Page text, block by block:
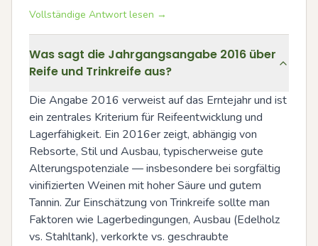
Vollständige Antwort lesen →
Was sagt die Jahrgangsangabe 2016 über
Reife und Trinkreife aus?
Die Angabe 2016 verweist auf das Erntejahr und ist
ein zentrales Kriterium für Reifeentwicklung und
Lagerfähigkeit. Ein 2016er zeigt, abhängig von
Rebsorte, Stil und Ausbau, typischerweise gute
Alterungspotenziale — insbesondere bei sorgfältig
vinifizierten Weinen mit hoher Säure und gutem
Tannin. Zur Einschätzung von Trinkreife sollte man
Faktoren wie Lagerbedingungen, Ausbau (Edelholz
vs. Stahltank), verkorkte vs. geschraubte